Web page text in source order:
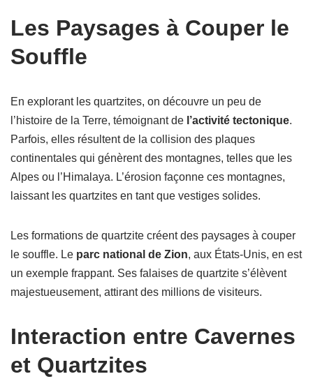
Les Paysages à Couper le
Souffle
En explorant les quartzites, on découvre un peu de
l’histoire de la Terre, témoignant de l’activité tectonique.
Parfois, elles résultent de la collision des plaques
continentales qui génèrent des montagnes, telles que les
Alpes ou l’Himalaya. L’érosion façonne ces montagnes,
laissant les quartzites en tant que vestiges solides.
Les formations de quartzite créent des paysages à couper
le souffle. Le parc national de Zion, aux États-Unis, en est
un exemple frappant. Ses falaises de quartzite s’élèvent
majestueusement, attirant des millions de visiteurs.
Interaction entre Cavernes
et Quartzites